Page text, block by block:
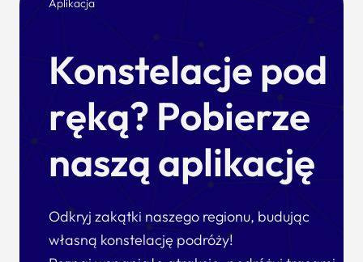
Aplikacja
Konstelacje pod
ręką? Pobierze
naszą aplikację
Odkryj zakątki naszego regionu, budując
własną konstelację podróży!